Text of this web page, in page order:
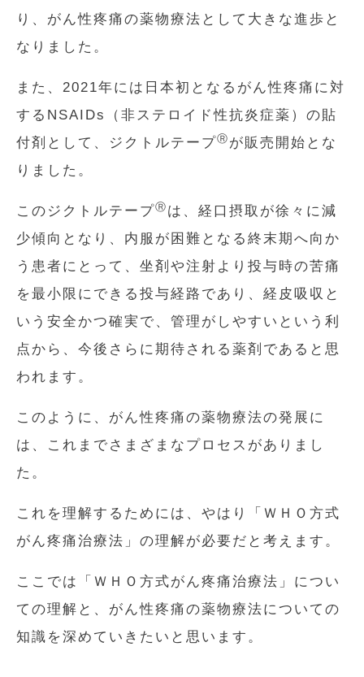
り、がん性疼痛の薬物療法として大きな進歩と
なりました。
また、2021年には日本初となるがん性疼痛に対
するNSAIDs（非ステロイド性抗炎症薬）の貼
付剤として、ジクトルテープⓇ が販売開始とな
りました。
このジクトルテープⓇ は、経口摂取が徐々に減
少傾向となり、内服が困難となる終末期へ向か
う患者にとって、坐剤や注射より投与時の苦痛
を最小限にできる投与経路であり、経皮吸収と
いう安全かつ確実で、管理がしやすいという利
点から、今後さらに期待される薬剤であると思
われます。
このように、がん性疼痛の薬物療法の発展に
は、これまでさまざまなプロセスがありまし
た。
これを理解するためには、やはり「ＷＨＯ方式
がん疼痛治療法」の理解が必要だと考えます。
ここでは「ＷＨＯ方式がん疼痛治療法」につい
ての理解と、がん性疼痛の薬物療法についての
知識を深めていきたいと思います。